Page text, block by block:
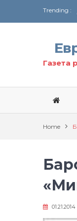
Trending :
Газета
Home
01.21.2014